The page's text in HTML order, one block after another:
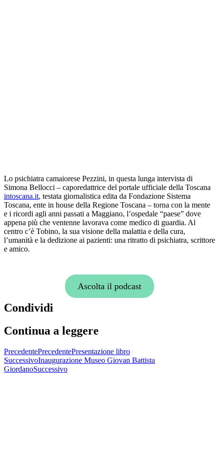
Lo psichiatra camaiorese Pezzini, in questa lunga intervista di
Simona Bellocci – caporedattrice del portale ufficiale della Toscana
intoscana.it, testata giornalistica edita da Fondazione Sistema
Toscana, ente in house della Regione Toscana – torna con la mente
e i ricordi agli anni passati a Maggiano, l’ospedale “paese” dove
appena più che ventenne lavorava come medico di guardia. Al
centro c’è Tobino, la sua visione della malattia e della cura,
l’umanità e la dedizione ai pazienti: una ritratto di psichiatra, scrittore
e amico.
Ascolta il podcast
Condividi
Continua a leggere
PrecedentePrecedentePresentazione libro
SuccessivoInaugurazione Museo Giovan Battista
GiordanoSuccessivo